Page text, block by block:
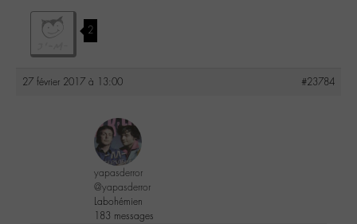
2
27 février 2017 à 13:00 #23784
yapasderror
@yapasderror
Labohémien
183 messages